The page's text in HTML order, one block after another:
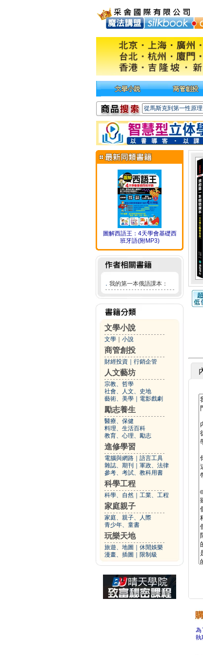
圖解西語王：4天學會基礎西
班牙語(附MP3)
． 我的第一本俄語課本：
文學小說
文學 小說
商管創投
財經投資 行銷企管
人文藝坊
宗教、哲學
社會、人文、史地
藝術、美學
電影戲劇
勵志養生
醫療、保健
料理、生活百科
教育、心理、勵志
進修學習
電腦與網路
語言工具
雜誌、期刊
軍政、法律
參考、考試、教科用書
科學工程
科學、自然 工業、工程
家庭親子
家庭、親子、人際
青少年、童書
玩樂天地
旅遊、地圖
休閒娛樂
漫畫、插圖
限制級
為
執